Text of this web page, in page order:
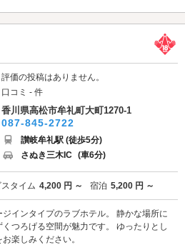
評価の投稿はありません。
口コミ - 件
香川県高松市牟礼町大町1270-1
087-845-2722
讃岐牟礼駅 (徒歩5分)
さぬき三木IC (車6分)
タイム 4,200 円 ～ 宿泊 5,200 円 ～
インタイプのラブホテル。 静かな場所に
つろげる空間が魅力です。 ゆったりとし
楽しみください。